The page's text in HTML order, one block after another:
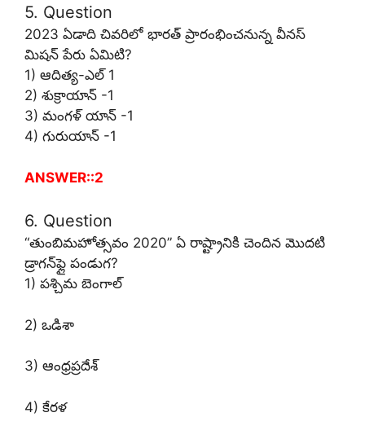
5. Question
2023 ఏడాది చివరిలో భారత్ ప్రారంభించనున్న వీనస్
మిషన్ పేరు ఏమిటి?
1) ఆదిత్య-ఎల్ 1
2) శుక్రాయాన్ -1
3) మంగళ్ యాన్ -1
4) గురుయాన్ -1
ANSWER::2
6. Question
“తుంబిమహోత్సవం 2020” ఏ రాష్ట్రానికి చెందిన మొదటి
డ్రాగన్‌ఫ్లై పండుగ?
1) పశ్చిమ బెంగాల్
2) ఒడిశా
3) ఆంధ్రప్రదేశ్
4) కేరళ